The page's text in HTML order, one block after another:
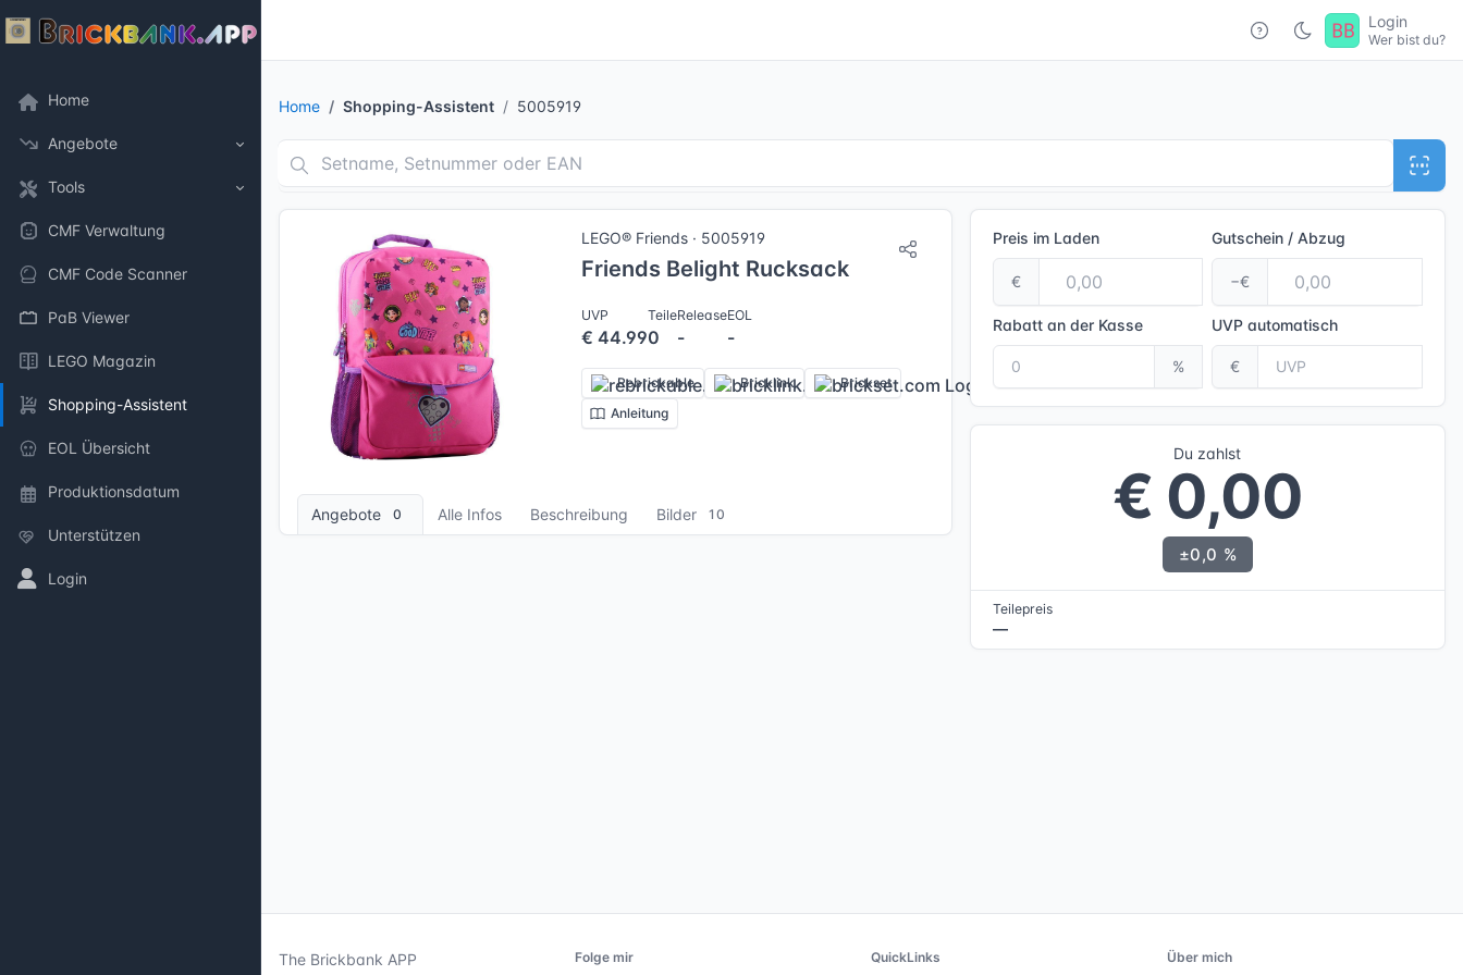
Home
Angebote
Tools
CMF Verwaltung
CMF Code Scanner
PaB Viewer
LEGO Magazin
Shopping-Assistent
EOL Übersicht
Produktionsdatum
Unterstützen
Login
Login
Wer bist du?
Home Shopping-Assistent 5005919
10 Bilder
LEGO® Friends · 5005919
Friends Belight Rucksack
UVP
€ 44.99
Teile
0
Release
-
EOL
-
Rebrickable Bricklink
Brickset
Anleitung
Angebote 0 Alle Infos Beschreibung Bilder 10
Preis im Laden
€
Gutschein / Abzug
−€
Rabatt an der Kasse
%
UVPautomatisch
€
Du zahlst
€ 0,00
±0,0 %
Teilepreis
—
The Brickbank APP Folge mir QuickLinks Über mich